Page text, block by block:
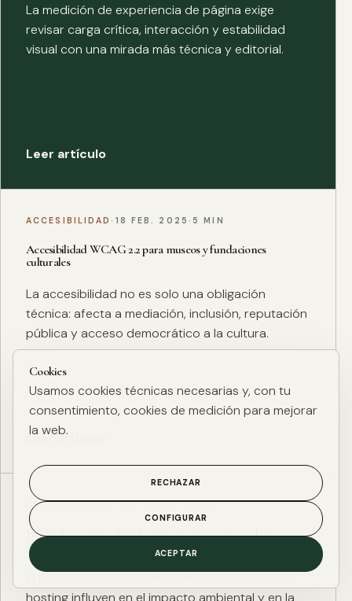
La medición de experiencia de página exige
revisar carga crítica, interacción y estabilidad
visual con una mirada más técnica y editorial.
Leer artículo
ACCESIBILIDAD · 18 FEB. 2025 · 5 MIN
Accesibilidad WCAG 2.2 para museos y fundaciones
culturales
La accesibilidad no es solo una obligación
técnica: afecta a mediación, inclusión, reputación
pública y acceso democrático a la cultura.
Leer artículo
ESG DIGITAL·27 ENE. 2025·4 MIN
Huella de carbono digital: cómo medir y reducir el impacto
ESG de una web
El peso de página, las imágenes, los scripts y el
hosting influyen en el impacto ambiental y en la
Cookies
Usamos cookies técnicas necesarias y, con tu
consentimiento, cookies de medición para mejorar
la web.
RECHAZAR
CONFIGURAR
ACEPTAR